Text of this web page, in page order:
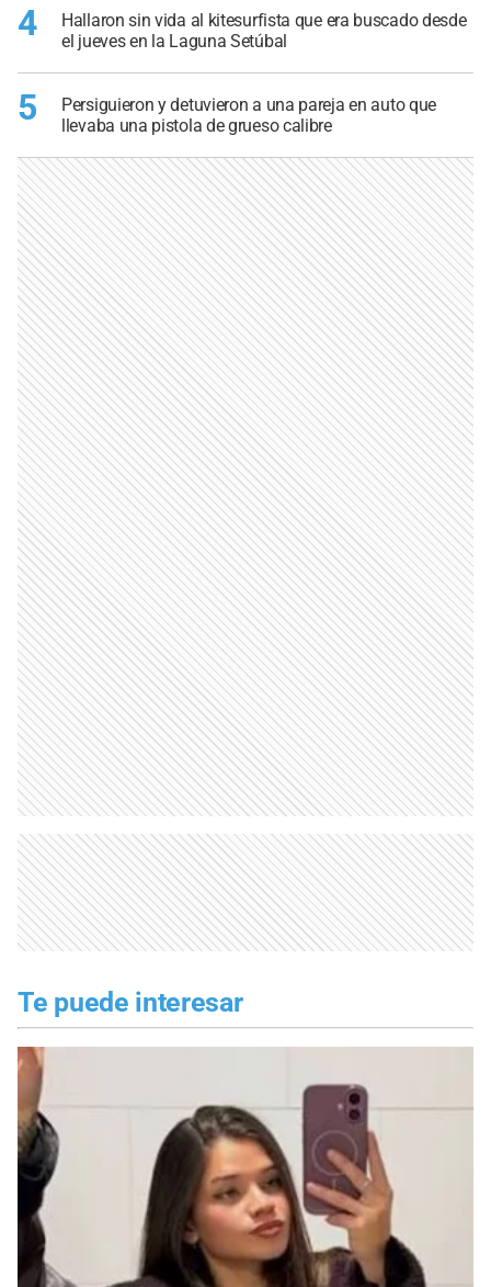
4
Hallaron sin vida al kitesurfista que era buscado desde
el jueves en la Laguna Setúbal
5
Persiguieron y detuvieron a una pareja en auto que
llevaba una pistola de grueso calibre
Te puede interesar